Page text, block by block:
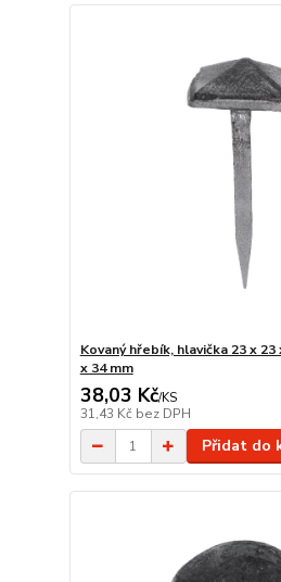
Kovaný hřebík, hlavička 23 x
x 34 mm
38,03 Kč/KS
31,43 Kč bez DPH
Přidat do